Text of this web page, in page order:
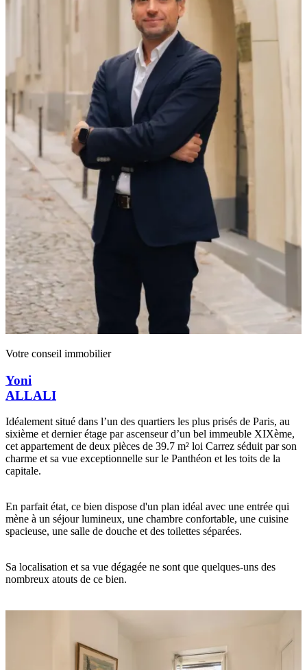
Votre conseil immobilier
Yoni
ALLALI
Idéalement situé dans l’un des quartiers les plus prisés de Paris, au
sixième et dernier étage par ascenseur d’un bel immeuble XIXème,
cet appartement de deux pièces de 39.7 m² loi Carrez séduit par son
charme et sa vue exceptionnelle sur le Panthéon et les toits de la
capitale.
En parfait état, ce bien dispose d'un plan idéal avec une entrée qui
mène à un séjour lumineux, une chambre confortable, une cuisine
spacieuse, une salle de douche et des toilettes séparées.
Sa localisation et sa vue dégagée ne sont que quelques-uns des
nombreux atouts de ce bien.